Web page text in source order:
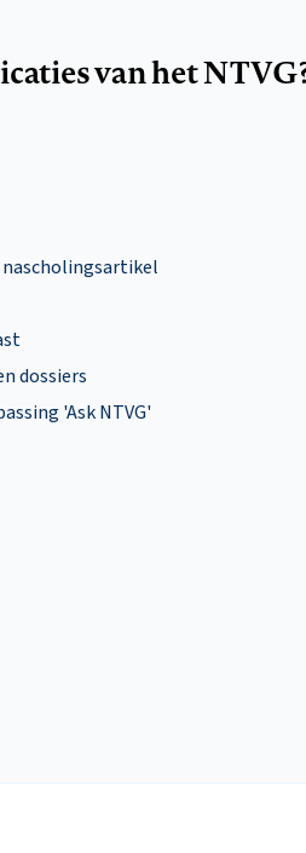
van het
nascholingsartikel
dossiers
'Ask NTVG'